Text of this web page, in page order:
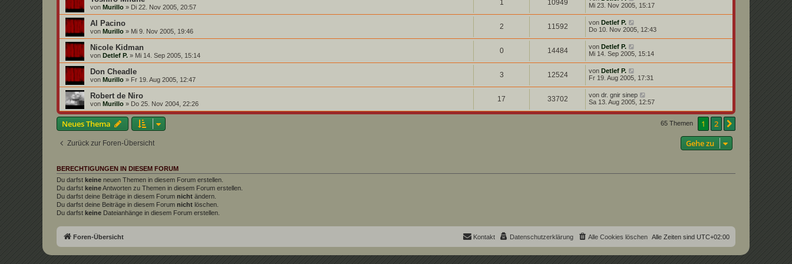
von Murillo » Di 22. Nov 2005, 20:57
1 10949
Mi 23. Nov 2005, 15:17
Al Pacino
von Murillo » Mi 9. Nov 2005, 19:46
2 11592 von Detlef P.
Do 10. Nov 2005, 12:43
Nicole Kidman
von Detlef P. » Mi 14. Sep 2005, 15:14
0 14484 von Detlef P.
Mi 14. Sep 2005, 15:14
Don Cheadle
von Murillo » Fr 19. Aug 2005, 12:47
3 12524 von Detlef P.
Fr 19. Aug 2005, 17:31
Robert de Niro
von Murillo » Do 25. Nov 2004, 22:26
17 33702 von dr. gnir sinep
Sa 13. Aug 2005, 12:57
Neues Thema 65 Themen 1 2
Zurück zur Foren-Übersicht Gehe zu
BERECHTIGUNGEN IN DIESEM FORUM
Du darfst keine neuen Themen in diesem Forum erstellen.
Du darfst keineAntworten zu Themen in diesem Forum erstellen.
Du darfst deine Beiträge in diesem Forum nicht ändern.
Du darfst deine Beiträge in diesem Forum nicht löschen.
Du darfst keine Dateianhänge in diesem Forum erstellen.
Foren-Übersicht Alle Zeiten sind UTC+02:00
Alle Cookies löschen
Datenschutzerklärung
Kontakt